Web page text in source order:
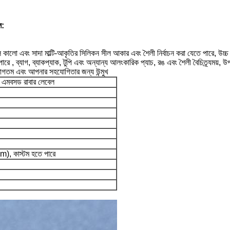
এবং সাদা মাল্টি-আকৃতির সিলিকন সীল আকার এবং শৈলী নির্বাচন করা যেতে পারে,
, ব্যাগ, ব্যাকপ্যাক, টুপি এবং অন্যান্য আলংকারিক প্যাচ, রঙ এবং শৈলী বৈচিত্র্যময়,
এবং আপনার সহযোগিতার জন্য উন্মুখ
এমবসড রাবার লেবেল
কাস্টম হতে পারে